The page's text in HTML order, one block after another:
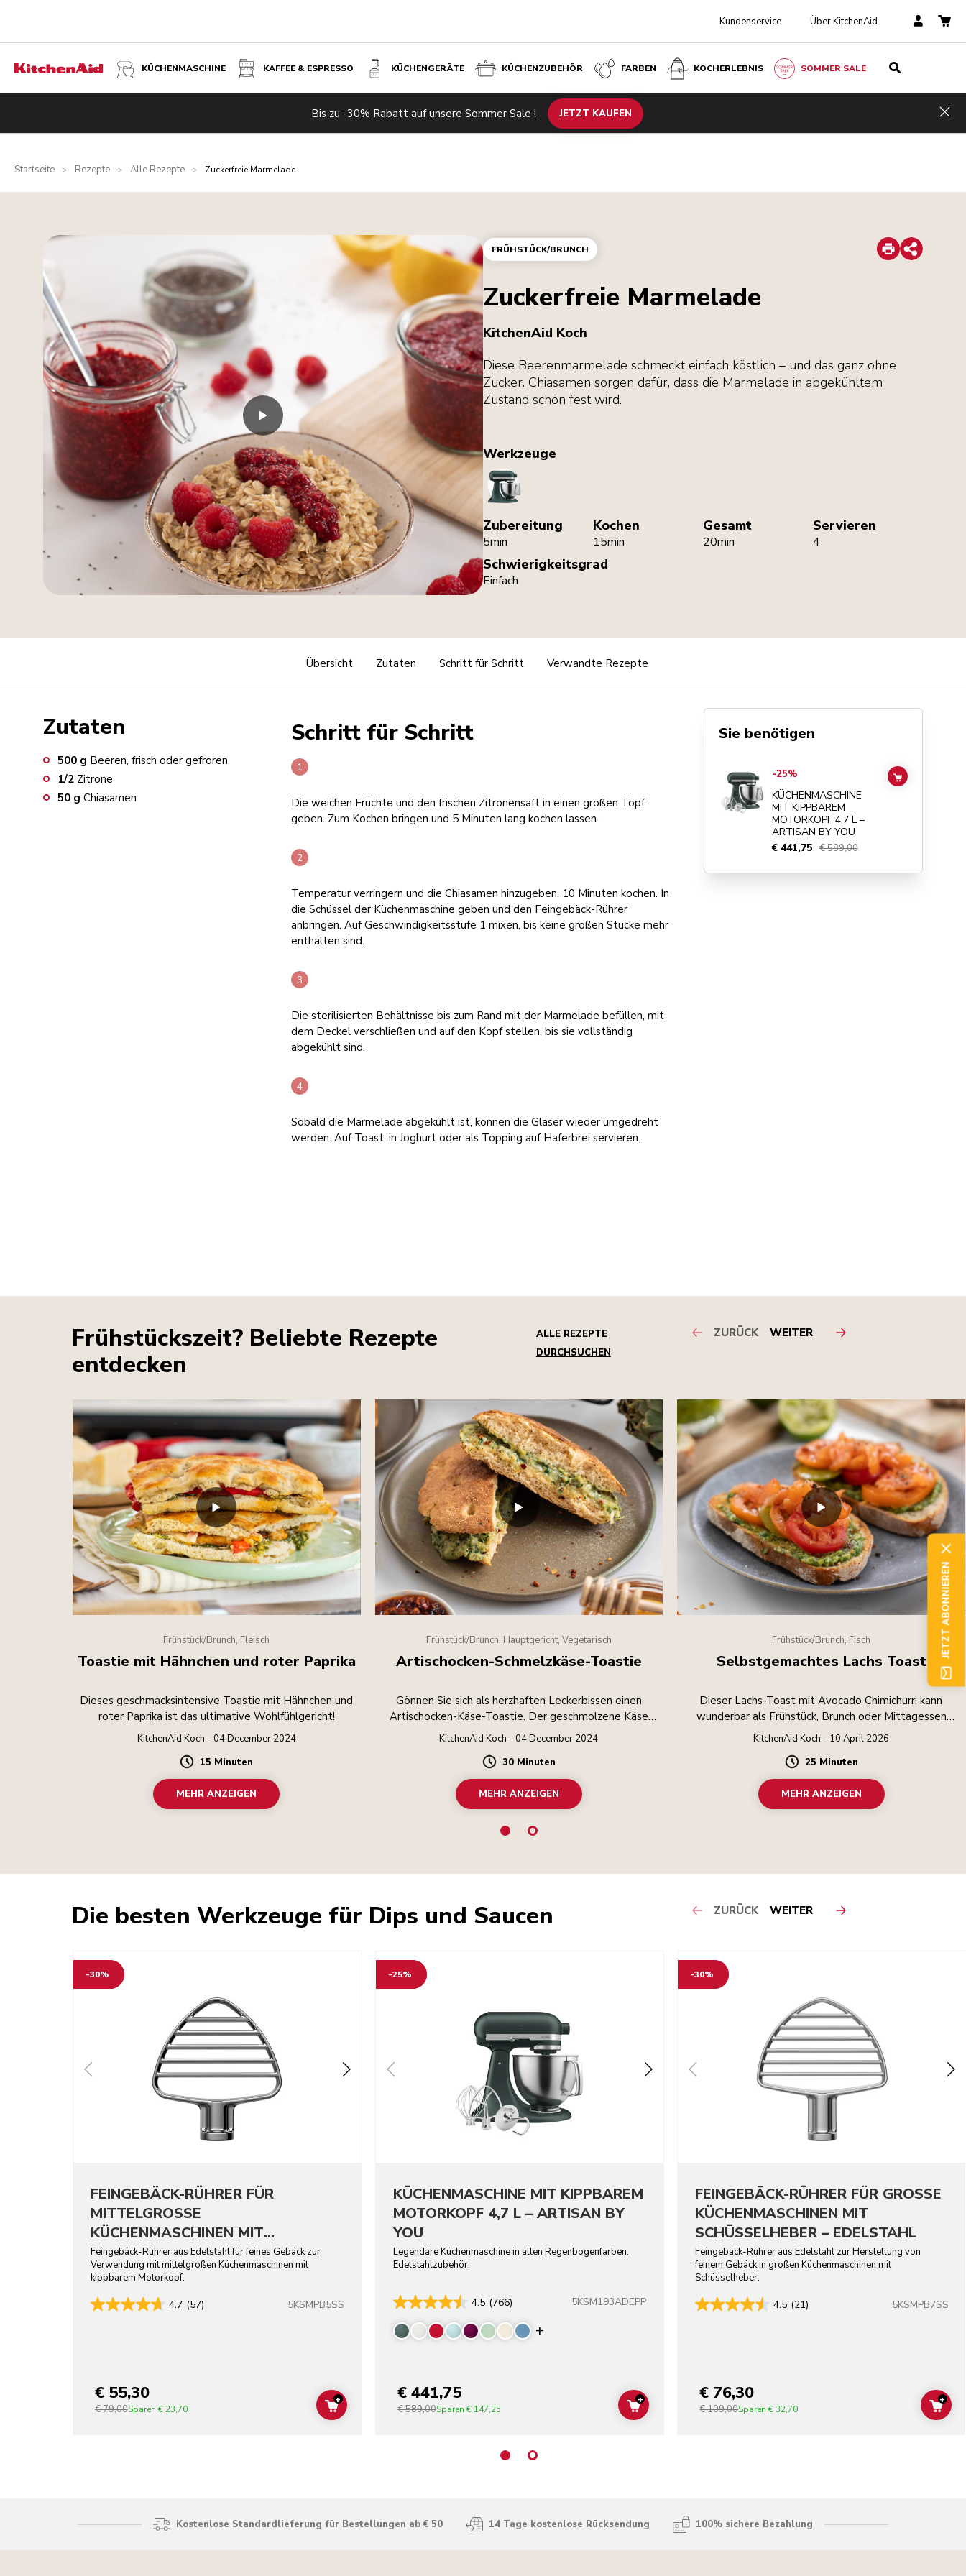
Kundenservice Über KitchenAid
KÜCHENMASCHINE KAFFEE & ESPRESSO KÜCHENGERÄTE KÜCHENZUBEHÖR FARBEN KOCHERLEBNIS SOMMER SALE
Bis zu -30% Rabatt auf unsere Sommer Sale ! JETZT KAUFEN
Startseite > Rezepte > Alle Rezepte > Zuckerfreie Marmelade
FRÜHSTÜCK/BRUNCH Print
Share
Zuckerfreie Marmelade
KitchenAid Koch
Diese Beerenmarmelade schmeckt einfach köstlich – und das ganz ohne
Zucker. Chiasamen sorgen dafür, dass die Marmelade in abgekühltem
Zustand schön fest wird.
Werkzeuge
StandMixer
Zubereitung
5min
Kochen
15min
Gesamt
20min
Servieren
4
Schwierigkeitsgrad
Einfach
Übersicht Zutaten Schritt für Schritt Verwandte Rezepte
Zutaten
500 g Beeren, frisch oder gefroren
1/2 Zitrone
50 g Chiasamen
Schritt für Schritt
Die weichen Früchte und den frischen Zitronensaft in einen großen Topf
geben. Zum Kochen bringen und 5 Minuten lang kochen lassen.
Temperatur verringern und die Chiasamen hinzugeben. 10 Minuten kochen. In
die Schüssel der Küchenmaschine geben und den Feingebäck-Rührer
anbringen. Auf Geschwindigkeitsstufe 1 mixen, bis keine großen Stücke mehr
enthalten sind.
Die sterilisierten Behältnisse bis zum Rand mit der Marmelade befüllen, mit
dem Deckel verschließen und auf den Kopf stellen, bis sie vollständig
abgekühlt sind.
Sobald die Marmelade abgekühlt ist, können die Gläser wieder umgedreht
werden. Auf Toast, in Joghurt oder als Topping auf Haferbrei servieren.
Sie benötigen
Go toKÜCHENMASCHINE MIT KIPPBAREM
-25%
KÜCHENMASCHINE
MIT KIPPBAREM
MOTORKOPF 4,7 L –
ARTISAN BY YOU
€ 441,75 € 589,00
ADD TO CART
Frühstückszeit? Beliebte Rezepte
entdecken
ALLE REZEPTE
DURCHSUCHEN
ZURÜCK WEITER
Frühstück/Brunch, Fleisch
Toastie mit Hähnchen und roter Paprika
Dieses geschmacksintensive Toastie mit Hähnchen und
roter Paprika ist das ultimative Wohlfühlgericht!
KitchenAid Koch - 04 December 2024
Duration
15 Minuten
MEHR ANZEIGEN
Frühstück/Brunch, Hauptgericht, Vegetarisch
Artischocken-Schmelzkäse-Toastie
Gönnen Sie sich als herzhaften Leckerbissen einen
Artischocken-Käse-Toastie. Der geschmolzene Käse
passt perfekt zum unverwechselbaren Geschmack von
KitchenAid Koch - 04 December 2024
Duration
30 Minuten
MEHR ANZEIGEN
Frühstück/Brunch, Fisch
Selbstgemachtes Lachs Toast
Dieser Lachs-Toast mit Avocado Chimichurri kann
wunderbar als Frühstück, Brunch oder Mittagessen
serviert werden!
KitchenAid Koch - 10 April 2026
Duration
25 Minuten
MEHR ANZEIGEN
Die besten Werkzeuge für Dips und Saucen ZURÜCK WEITER
-30%
FEINGEBÄCK-RÜHRER FÜR
MITTELGROSSE
KÜCHENMASCHINEN MIT
KIPPBAREM MOTORKOPF –
EDELSTAHL
Feingebäck-Rührer aus Edelstahl für feines Gebäck zur
Verwendung mit mittelgroßen Küchenmaschinen mit
kippbarem Motorkopf.
4.7 (57) 5KSMPB5SS
€ 55,30
€ 79,00Sparen € 23,70 ADD TO CART
+
-25%
KÜCHENMASCHINE MIT KIPPBAREM
MOTORKOPF 4,7 L – ARTISAN BY
YOU
Legendäre Küchenmaschine in allen Regenbogenfarben.
Edelstahlzubehör.
4.5 (766) 5KSM193ADEPP
Display more colors
€ 441,75
€ 589,00Sparen € 147,25 ADD TO CART
+
-30%
FEINGEBÄCK-RÜHRER FÜR GROSSE
KÜCHENMASCHINEN MIT
SCHÜSSELHEBER – EDELSTAHL
Feingebäck-Rührer aus Edelstahl zur Herstellung von
feinem Gebäck in großen Küchenmaschinen mit
Schüsselheber.
4.5 (21) 5KSMPB7SS
€ 76,30
€ 109,00Sparen € 32,70
+
Kostenlose Standardlieferung für Bestellungen ab € 50 14 Tage kostenlose Rücksendung 100% sichere Bezahlung
JETZT ABONNIEREN